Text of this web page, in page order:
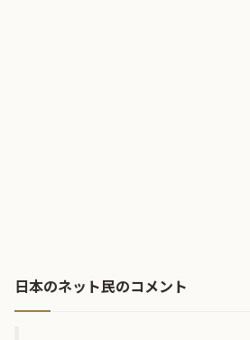
日本のネット民のコメント